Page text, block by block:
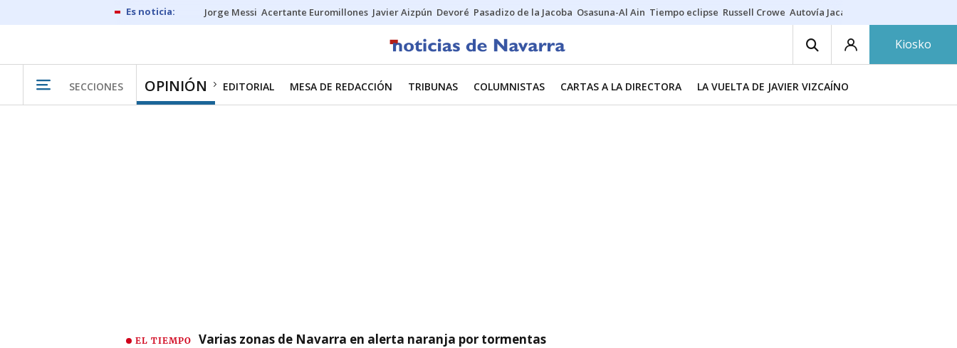
Jorge Messi Acertante Euromillones Javier Aizpún Devoré Pasadizo de la Jacoba Osasuna-Al Ain Tiempo eclipse Russell Crowe Autovía Jaca
Kiosko
SECCIONES OPINIÓN EDITORIAL MESA DE REDACCIÓN TRIBUNAS COLUMNISTAS CARTAS A LA DIRECTORA LA VUELTA DE JAVIER VIZCAÍNO
EL TIEMPO Varias zonas de Navarra en alerta naranja por tormentas